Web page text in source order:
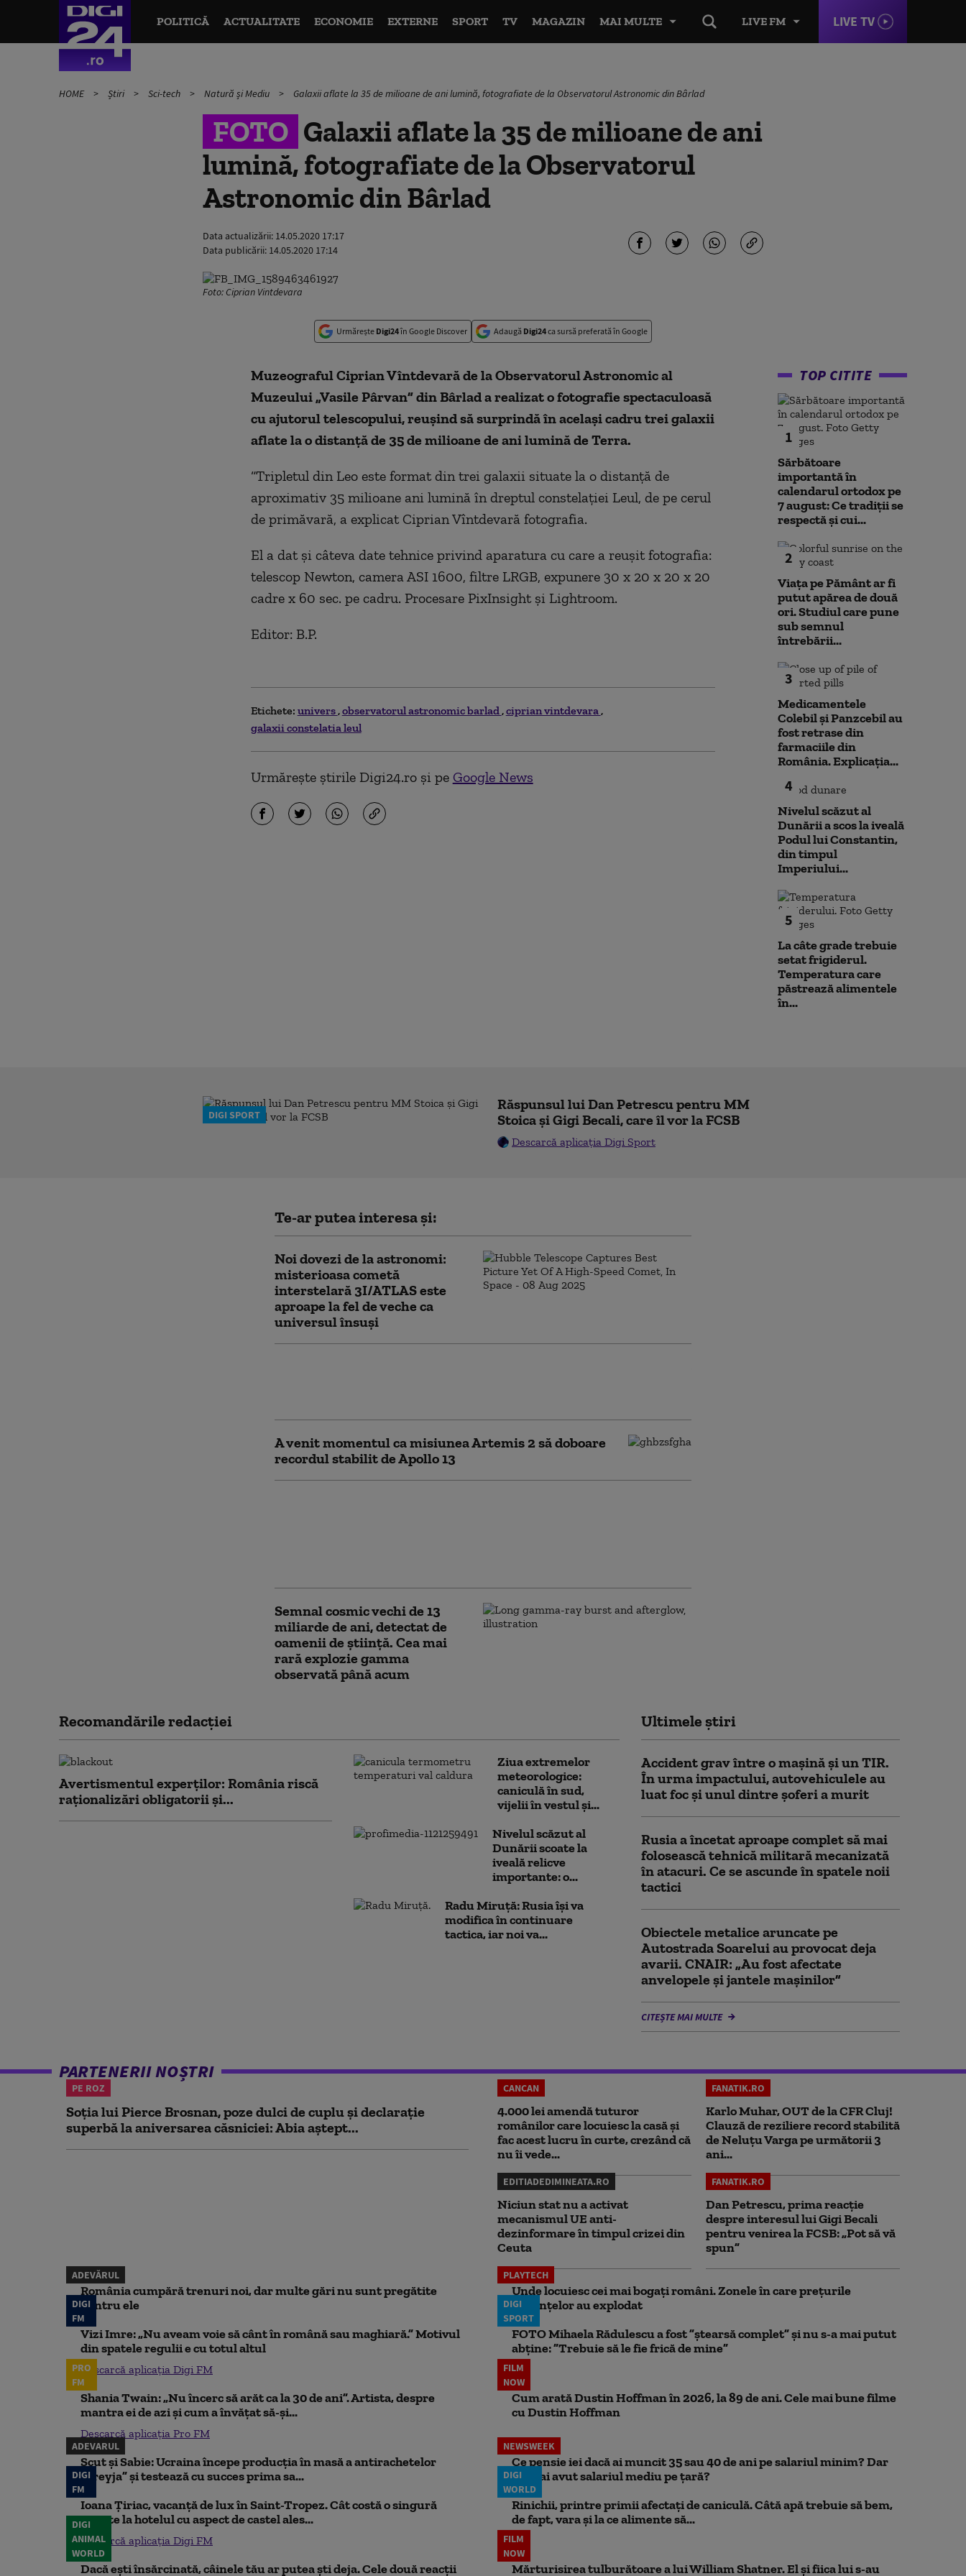
LIVE FM LIVE TV
POLITICĂ ACTUALITATE ECONOMIE EXTERNE SPORT TV MAGAZIN MAI MULTE
HOME Știri Sci-tech Natură și Mediu Galaxii aflate la 35 de milioane de ani lumină, fotografiate de la Observatorul Astronomic din Bârlad
FOTO Galaxii aflate la 35 de milioane de ani
lumină, fotografiate de la Observatorul
Astronomic din Bârlad
Data actualizării: 14.05.2020 17:17
Data publicării: 14.05.2020 17:14
Foto: Ciprian Vintdevara
Urmărește Digi24în Google Discover Adaugă Digi24ca sursă preferată în Google
Muzeograful Ciprian Vîntdevară de la Observatorul Astronomic al
Muzeului „Vasile Pârvan” din Bârlad a realizat o fotografie spectaculoasă
cu ajutorul telescopului, reușind să surprindă în același cadru trei galaxii
aflate la o distanță de 35 de milioane de ani lumină de Terra.
“Tripletul din Leo este format din trei galaxii situate la o distanţă de
aproximativ 35 milioane ani lumină în dreptul constelaţiei Leul, de pe cerul
de primăvară, a explicat Ciprian Vîntdevară fotografia.
El a dat și câteva date tehnice privind aparatura cu care a reușit fotografia:
telescop Newton, camera ASI 1600, filtre LRGB, expunere 30 x 20 x 20 x 20
cadre x 60 sec. pe cadru. Procesare PixInsight şi Lightroom.
Editor: B.P.
Etichete: univers observatorul astronomic barlad ciprian vintdevara
galaxii constelatia leul
Urmărește știrile Digi24.ro și pe Google News
TOP CITITE
1
Sărbătoare
importantă în
calendarul ortodox pe
7 august: Ce tradiții se
respectă și cui...
2
Viața pe Pământ ar fi
putut apărea de două
ori. Studiul care pune
sub semnul
întrebării...
3
Medicamentele
Colebil și Panzcebil au
fost retrase din
farmaciile din
România. Explicația...
4
Nivelul scăzut al
Dunării a scos la iveală
Podul lui Constantin,
din timpul
Imperiului...
5
La câte grade trebuie
setat frigiderul.
Temperatura care
păstrează alimentele
în...
DIGI SPORT
Răspunsul lui Dan Petrescu pentru MM
Stoica și Gigi Becali, care îl vor la FCSB
Descarcă aplicația Digi Sport
Te-ar putea interesa și:
Noi dovezi de la astronomi:
misterioasa cometă
interstelară 3I/ATLAS este
aproape la fel de veche ca
universul însuși
A venit momentul ca misiunea Artemis 2 să doboare
recordul stabilit de Apollo 13
Semnal cosmic vechi de 13
miliarde de ani, detectat de
oamenii de știință. Cea mai
rară explozie gamma
observată până acum
Recomandările redacţiei
Avertismentul experților: România riscă
raționalizări obligatorii și...
Ziua extremelor
meteorologice:
caniculă în sud,
vijelii în vestul și...
Nivelul scăzut al
Dunării scoate la
iveală relicve
importante: o...
Radu Miruță: Rusia își va
modifica în continuare
tactica, iar noi va...
Ultimele știri
Accident grav între o mașină și un TIR.
În urma impactului, autovehiculele au
luat foc și unul dintre șoferi a murit
Rusia a încetat aproape complet să mai
folosească tehnică militară mecanizată
în atacuri. Ce se ascunde în spatele noii
tactici
Obiectele metalice aruncate pe
Autostrada Soarelui au provocat deja
avarii. CNAIR: „Au fost afectate
anvelopele și jantele mașinilor”
CITEȘTE MAI MULTE
PARTENERII NOȘTRI
PE ROZ
Soția lui Pierce Brosnan, poze dulci de cuplu și declarație
superbă la aniversarea căsniciei: Abia aștept...
CANCAN
4.000 lei amendă tuturor
românilor care locuiesc la casă și
fac acest lucru în curte, crezând că
nu îi vede...
FANATIK.RO
Karlo Muhar, OUT de la CFR Cluj!
Clauză de reziliere record stabilită
de Neluțu Varga pe următorii 3
ani...
EDITIADEDIMINEATA.RO
Niciun stat nu a activat
mecanismul UE anti-
dezinformare în timpul crizei din
Ceuta
FANATIK.RO
Dan Petrescu, prima reacție
despre interesul lui Gigi Becali
pentru venirea la FCSB: „Pot să vă
spun”
ADEVĂRUL
România cumpără trenuri noi, dar multe gări nu sunt pregătite
pentru ele
PLAYTECH
Unde locuiesc cei mai bogați români. Zonele în care prețurile
locuințelor au explodat
DIGI
FM
Vizi Imre: „Nu aveam voie să cânt în română sau maghiară.” Motivul
din spatele regulii e cu totul altul
Descarcă aplicația Digi FM
DIGI
SPORT
FOTO Mihaela Rădulescu a fost ”ștearsă complet” și nu s-a mai putut
abține: ”Trebuie să le fie frică de mine”
PRO
FM
Shania Twain: „Nu încerc să arăt ca la 30 de ani”. Artista, despre
mantra ei de azi și cum a învățat să-și...
Descarcă aplicația Pro FM
FILM
NOW
Cum arată Dustin Hoffman în 2026, la 89 de ani. Cele mai bune filme
cu Dustin Hoffman
ADEVARUL
Scut și Sabie: Ucraina începe producția în masă a antirachetelor
„Freyja” și testează cu succes prima sa...
NEWSWEEK
Ce pensie iei dacă ai muncit 35 sau 40 de ani pe salariul minim? Dar
dacă ai avut salariul mediu pe țară?
DIGI
FM
Ioana Țiriac, vacanță de lux în Saint-Tropez. Cât costă o singură
noapte la hotelul cu aspect de castel ales...
Descarcă aplicația Digi FM
DIGI
WORLD
Rinichii, printre primii afectați de caniculă. Câtă apă trebuie să bem,
de fapt, vara și la ce alimente să...
DIGI
ANIMAL
WORLD
Dacă ești însărcinată, câinele tău ar putea ști deja. Cele două reacții
FILM
NOW
Mărturisirea tulburătoare a lui William Shatner. El și fiica lui s-au